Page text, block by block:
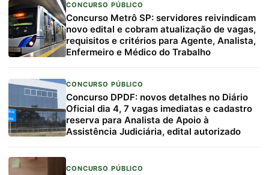
CONCURSO PÚBLICO
Concurso Metrô SP: servidores reivindicam
novo edital e cobram atualização de vagas,
requisitos e critérios para Agente, Analista,
Enfermeiro e Médico do Trabalho
CONCURSO PÚBLICO
Concurso DPDF: novos detalhes no Diário
Oficial dia 4, 7 vagas imediatas e cadastro
reserva para Analista de Apoio à
Assistência Judiciária, edital autorizado
CONCURSO PÚBLICO